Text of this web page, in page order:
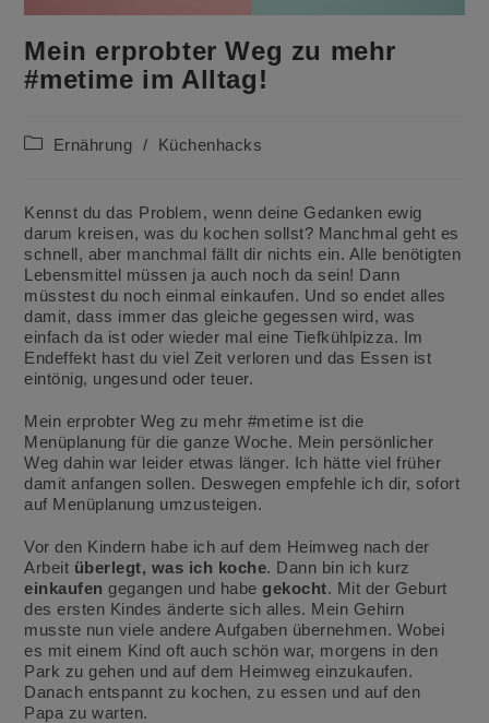
Mein erprobter Weg zu mehr
#metime im Alltag!
Beitrags-Ernährung / Küchenhacks
Kennst du das Problem, wenn deine Gedanken ewig
darum kreisen, was du kochen sollst? Manchmal geht es
schnell, aber manchmal fällt dir nichts ein. Alle benötigten
Lebensmittel müssen ja auch noch da sein! Dann
müsstest du noch einmal einkaufen. Und so endet alles
damit, dass immer das gleiche gegessen wird, was
einfach da ist oder wieder mal eine Tiefkühlpizza. Im
Endeffekt hast du viel Zeit verloren und das Essen ist
eintönig, ungesund oder teuer.
Mein erprobter Weg zu mehr #metime ist die
Menüplanung für die ganze Woche. Mein persönlicher
Weg dahin war leider etwas länger. Ich hätte viel früher
damit anfangen sollen. Deswegen empfehle ich dir, sofort
auf Menüplanung umzusteigen.
Vor den Kindern habe ich auf dem Heimweg nach der
Arbeit überlegt, was ich koche. Dann bin ich kurz
einkaufengegangen und habegekocht. Mit der Geburt
des ersten Kindes änderte sich alles. Mein Gehirn
musste nun viele andere Aufgaben übernehmen. Wobei
es mit einem Kind oft auch schön war, morgens in den
Park zu gehen und auf dem Heimweg einzukaufen.
Danach entspannt zu kochen, zu essen und auf den
Papa zu warten.